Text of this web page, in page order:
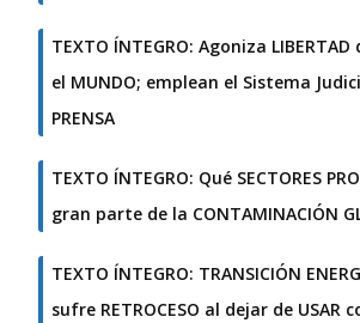
TEXTO ÍNTEGRO: Agoniza LIBERTAD
el MUNDO; emplean el Sistema
PRENSA
TEXTO ÍNTEGRO: Qué SECTORES
gran parte de la CONTAMINACIÓN
TEXTO ÍNTEGRO: TRANSICIÓN
sufre RETROCESO al dejar de USAR